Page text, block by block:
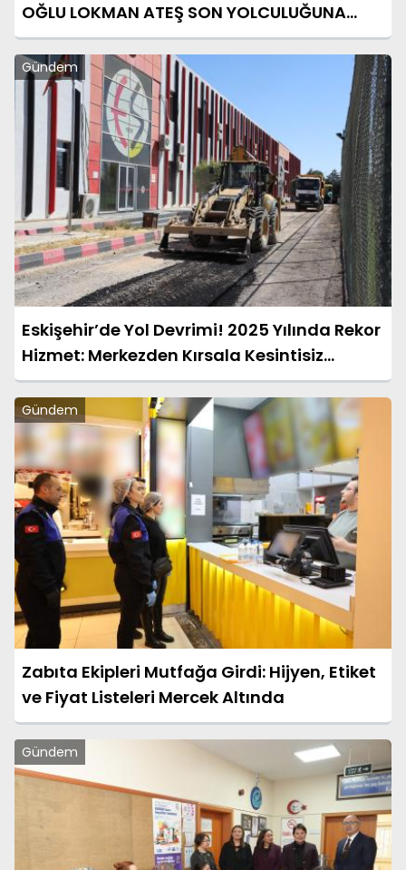
OĞLU LOKMAN ATEŞ SON YOLCULUĞUNA
UĞURLANDI!
Gündem
Eskişehir’de Yol Devrimi! 2025 Yılında Rekor
Hizmet: Merkezden Kırsala Kesintisiz
Ulaşım
Gündem
Zabıta Ekipleri Mutfağa Girdi: Hijyen, Etiket
ve Fiyat Listeleri Mercek Altında
Gündem